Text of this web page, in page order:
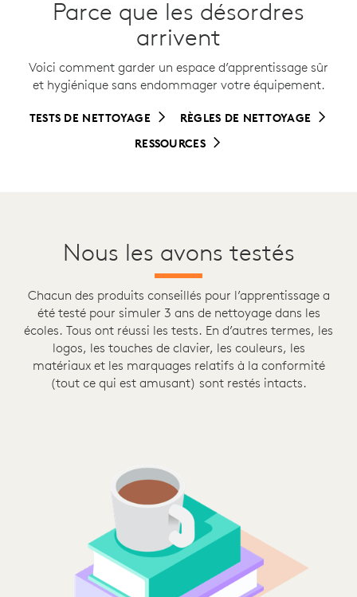
Parce que les désordres
arrivent
Voici comment garder un espace d’apprentissage sûr
et hygiénique sans endommager votre équipement.
TESTS DE NETTOYAGE
RÈGLES DE NETTOYAGE
RESSOURCES
Nous les avons testés
Chacun des produits conseillés pour l’apprentissage a
été testé pour simuler 3 ans de nettoyage dans les
écoles. Tous ont réussi les tests. En d’autres termes, les
logos, les touches de clavier, les couleurs, les
matériaux et les marquages relatifs à la conformité
(tout ce qui est amusant) sont restés intacts.